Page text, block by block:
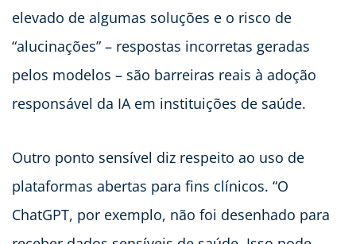
elevado de algumas soluções e o risco de
“alucinações” – respostas incorretas geradas
pelos modelos – são barreiras reais à adoção
responsável da IA em instituições de saúde.
Outro ponto sensível diz respeito ao uso de
plataformas abertas para fins clínicos. “O
ChatGPT, por exemplo, não foi desenhado para